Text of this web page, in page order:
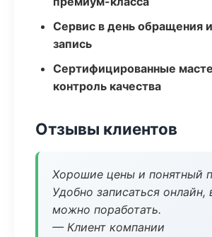
Сервис в день обращения
запись
Сертифицированные
контроль качества
Отзывы клиентов
Хорошие цены и понятный
Удобно записаться онлайн,
можно поработать.
— Клиент компании